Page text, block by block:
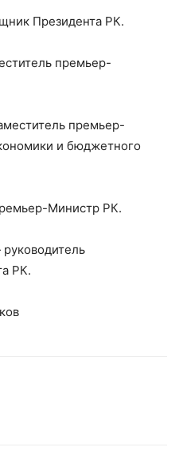
Президента РК.
премьер-
премьер-
и бюджетного
Министр РК.
РК.